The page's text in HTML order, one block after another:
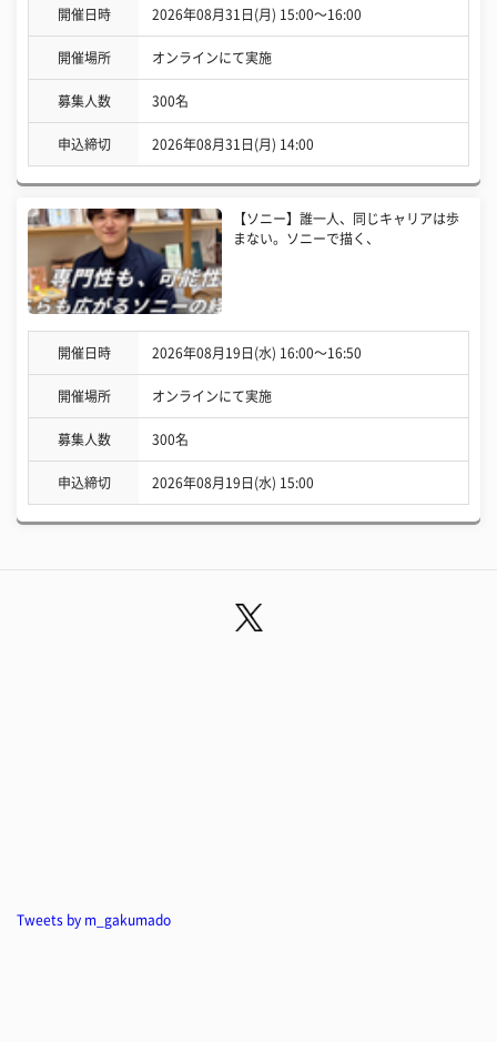
開催日時 2026年08月31日(月) 15:00〜16:00
開催場所 オンラインにて実施
募集人数 300名
申込締切 2026年08月31日(月) 14:00
【ソニー】誰一人、同じキャリアは歩
まない。ソニーで描く、
開催日時 2026年08月19日(水) 16:00〜16:50
開催場所 オンラインにて実施
募集人数 300名
申込締切 2026年08月19日(水) 15:00
Tweets by m_gakumado